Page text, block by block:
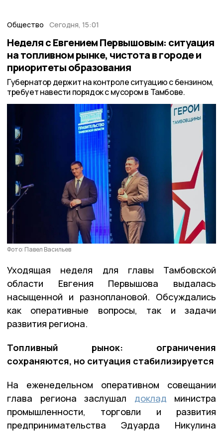
Общество Сегодня, 15:01
Неделя с Евгением Первышовым: ситуация
на топливном рынке, чистота в городе и
приоритеты образования
Губернатор держит на контроле ситуацию с бензином,
требует навести порядок с мусором в Тамбове.
Фото: Павел Васильев
Уходящая неделя для главы Тамбовской
области Евгения Первышова выдалась
насыщенной и разноплановой. Обсуждались
как оперативные вопросы, так и задачи
развития региона.
Топливный рынок: ограничения
сохраняются, но ситуация стабилизируется
На еженедельном оперативном совещании
глава региона заслушал доклад министра
промышленности, торговли и развития
предпринимательства Эдуарда Никулина